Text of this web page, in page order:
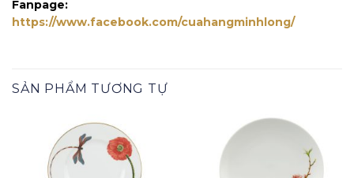
Fanpage:
https://www.facebook.com/cuahangminhlong/
SẢN PHẨM TƯƠNG TỰ